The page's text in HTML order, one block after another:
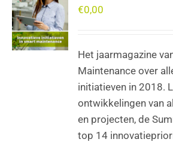
€0,00
Het jaarmagazine
Maintenance over
initiatieven in 2018.
ontwikkelingen van
en projecten, de
top 14